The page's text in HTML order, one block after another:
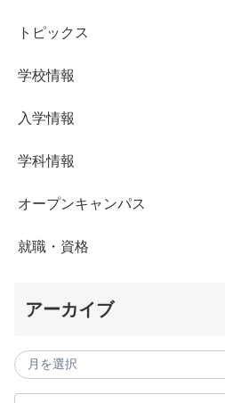
トピックス
学校情報
入学情報
学科情報
オープンキャンパス
就職・資格
アーカイブ